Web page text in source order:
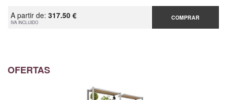
A partir de: 317.50 €
IVA INCLUIDO
COMPRAR
OFERTAS